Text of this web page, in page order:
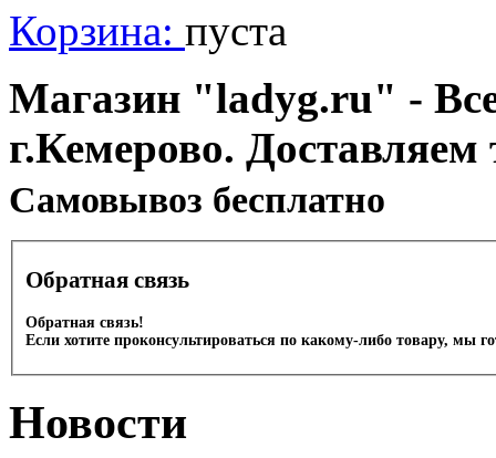
Корзина: пуста
Магазин "ladyg.ru" -
г.Кемерово.
Cамовывоз бесплатно
Обратная связь
Обратная связь!
Если хотите проконсультироваться по какому-либо товару, мы
Новости